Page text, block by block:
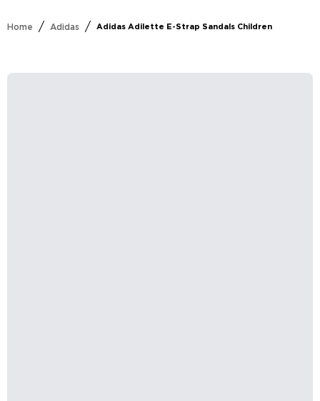
Home / Adidas / Adidas Adilette E-Strap Sandals Children